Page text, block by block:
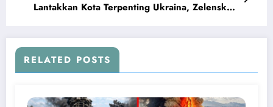
Lantakkan Kota Terpenting Ukraina, Zelensky
RELATED POSTS